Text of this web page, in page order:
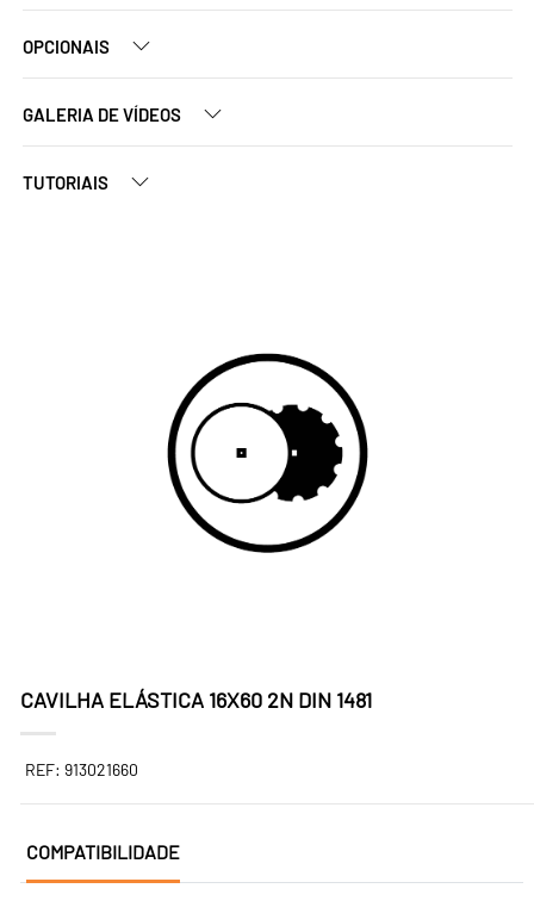
OPCIONAIS
GALERIA DE VÍDEOS
TUTORIAIS
CAVILHA ELÁSTICA 16X60 2N DIN 1481
REF: 913021660
COMPATIBILIDADE